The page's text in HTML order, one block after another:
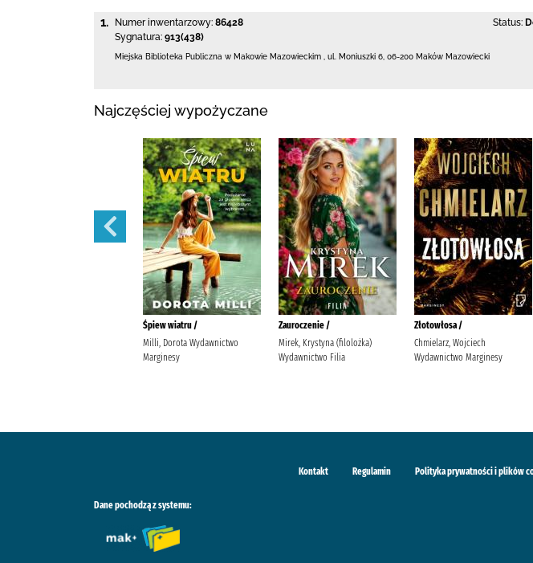
1. Numer inwentarzowy: 86428
Sygnatura: 913(438)
Status:
Miejska Biblioteka Publiczna w Makowie Mazowieckim ul. Moniuszki 6 06-200 Maków Mazowiecki
Najczęściej wypożyczane
Śpiew wiatru /
Milli, Dorota Wydawnictwo
Marginesy
Zauroczenie /
Mirek, Krystyna (filolożka)
Wydawnictwo Filia
Złotowłosa /
Chmielarz, Wojciech
Wydawnictwo Marginesy
Kontakt Regulamin Polityka prywatności i plików
Dane pochodzą z systemu: